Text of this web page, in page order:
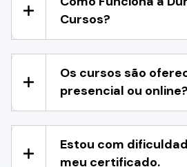
Cursos?
Os cursos são
presencial ou online?
Estou com
meu certificado.